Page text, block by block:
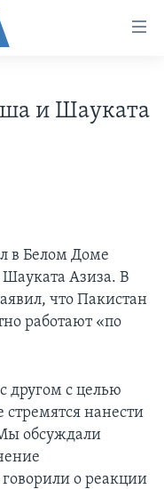
и Шауката
в Белом Доме
Азиза. В
что Пакистан
работают «по
другом с целью
стремятся нанести
обсуждали
о реакции